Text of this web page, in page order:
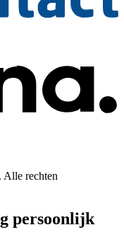
rechten
persoonlijk